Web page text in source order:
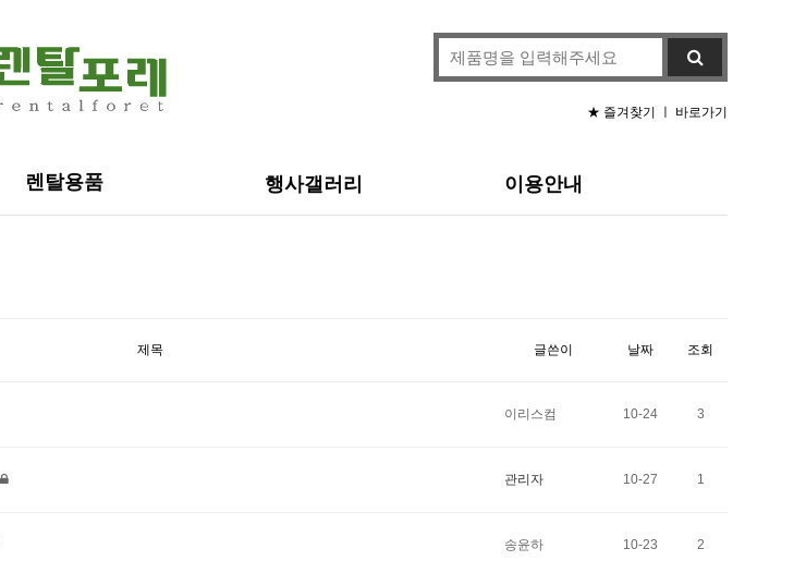
★ 즐겨찾기 바로가기
렌탈용품 행사갤러리
이용안내
제목 글쓴이 날짜 조회
이리스컴 10-24 3
관리자 10-27 1
송윤하 10-23 2